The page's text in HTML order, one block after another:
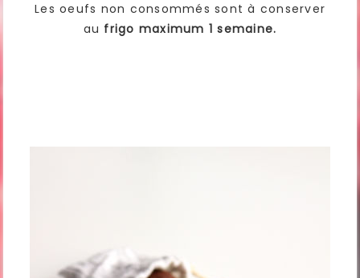
Les oeufs non consommés sont à conserver
au frigo maximum 1 semaine.